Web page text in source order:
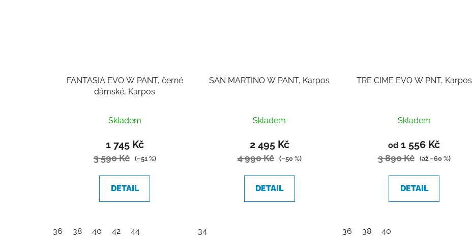
FANTASIA EVO W PANT, černé
dámské, Karpos
Skladem
1 745 Kč
3 590 Kč (–51 %)
DETAIL
36 38 40 42 44
SAN MARTINO W PANT, Karpos
Skladem
2 495 Kč
4 990 Kč (–50 %)
DETAIL
34
TRE CIME EVO W PNT, Karpos
Skladem
od 1 556 Kč
3 890 Kč (až –60 %)
DETAIL
36 38 40